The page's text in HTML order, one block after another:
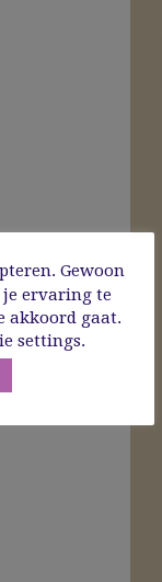
Gewoon
ervaring te
akkoord gaat.
settings.